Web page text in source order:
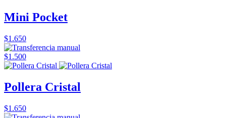
Mini Pocket
$1.650
$1.500
Pollera Cristal
$1.650